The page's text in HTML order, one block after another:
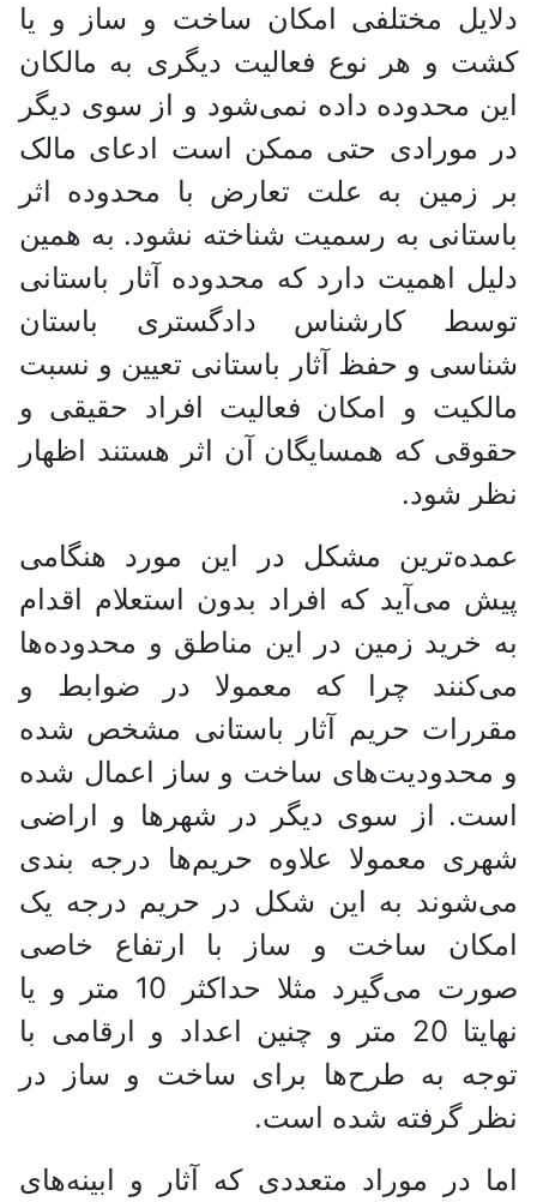
دلایل مختلفی امکان ساخت و ساز و یا
کشت و هر نوع فعالیت دیگری به مالکان
این محدوده داده نمی‌شود و از سوی دیگر
در مورادی حتی ممکن است ادعای مالک
بر زمین به علت تعارض با محدوده اثر
باستانی به رسمیت شناخته نشود. به همین
دلیل اهمیت دارد که محدوده آثار باستانی
توسط کارشناس دادگستری باستان
شناسی و حفظ آثار باستانی تعیین و نسبت
مالکیت و امکان فعالیت افراد حقیقی و
حقوقی که همسایگان آن اثر هستند اظهار
نظر شود.
عمده‌ترین مشکل در این مورد هنگامی
پیش می‌آید که افراد بدون استعلام اقدام
به خرید زمین در این مناطق و محدوده‌ها
می‌کنند چرا که معمولا در ضوابط و
مقررات حریم آثار باستانی مشخص شده
و محدودیت‌های ساخت و ساز اعمال شده
است. از سوی دیگر در شهر‌ها و اراضی
شهری معمولا علاوه حریم‌ها درجه بندی
می‌شوند به این شکل در حریم درجه یک
امکان ساخت و ساز با ارتفاع خاصی
صورت می‌گیرد مثلا حداکثر 10 متر و یا
نهایتا 20 متر و چنین اعداد و ارقامی با
توجه به طرح‌ها برای ساخت و ساز در
نظر گرفته شده است.
اما در موراد متعددی که آثار و ابینه‌های